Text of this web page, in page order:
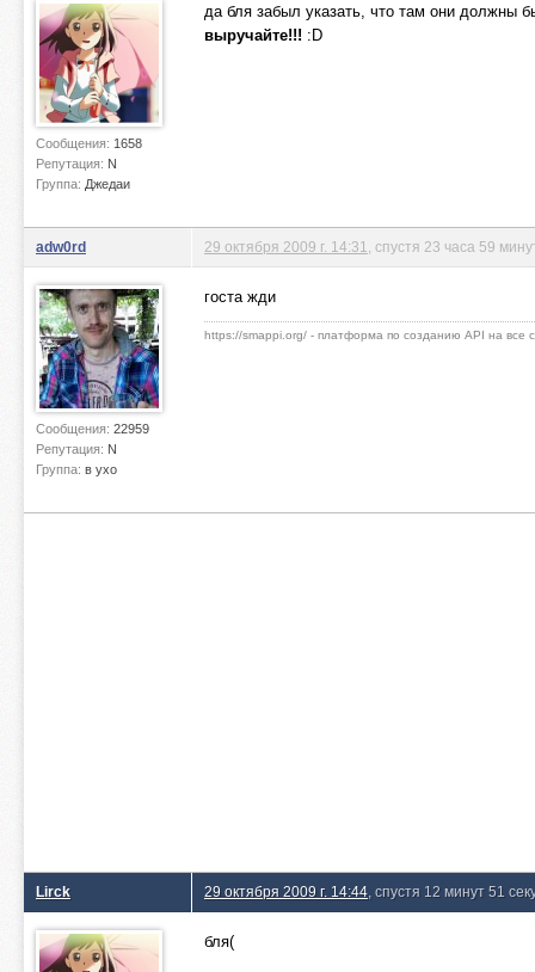
Сообщения: 1658
Репутация: N
Группа: Джедаи
да бля забыл указать, что там они должны
выручайте!!! :D
adw0rd
Сообщения: 22959
Репутация: N
Группа: в ухо
29 октября 2009 г. 14:31 , спустя 23 часа 59
госта жди
https://smappi.org/ - платформа по созданию API на все
Lirck 29 октября 2009 г. 14:44 , спустя 12 минут 51
бля(